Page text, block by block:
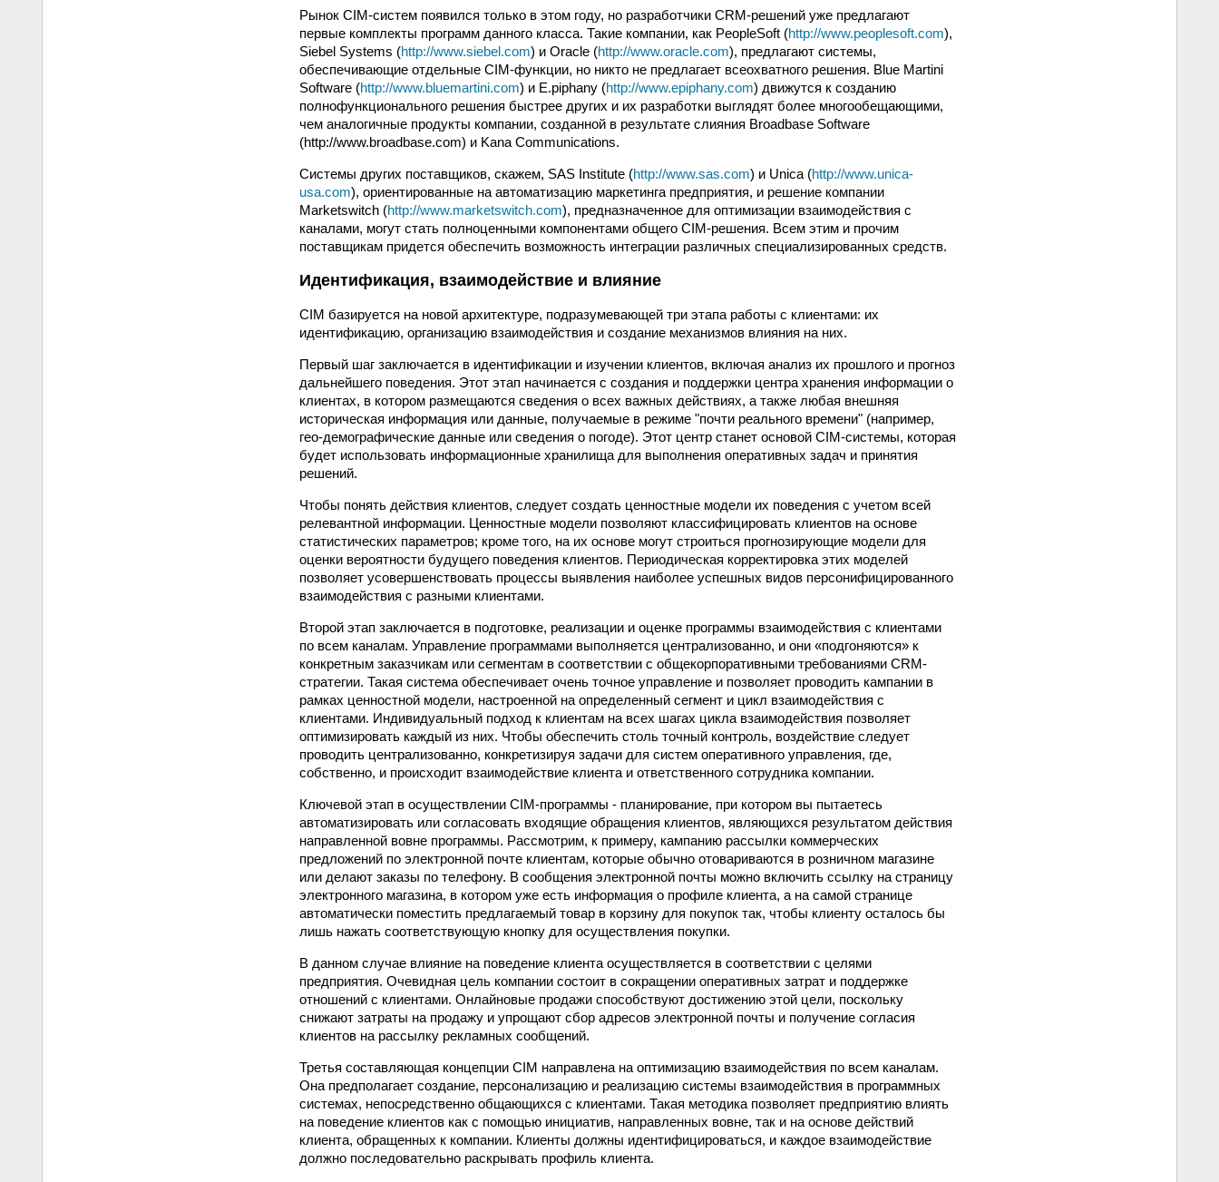
Рынок CIM-систем появился только в этом году, но разработчики CRM-решений уже предлагают
первые комплекты программ данного класса. Такие компании, как PeopleSoft (http://www.peoplesoft.com),
Siebel Systems (http://www.siebel.com) и Oracle (http://www.oracle.com), предлагают системы,
обеспечивающие отдельные CIM-функции, но никто не предлагает всеохватного решения. Blue Martini
Software (http://www.bluemartini.com) и E.piphany (http://www.epiphany.com) движутся к созданию
полнофункционального решения быстрее других и их разработки выглядят более многообещающими,
чем аналогичные продукты компании, созданной в результате слияния Broadbase Software
(http://www.broadbase.com) и Kana Communications.
Системы других поставщиков, скажем, SAS Institute (http://www.sas.com) и Unica (http://www.unica-
usa.com), ориентированные на автоматизацию маркетинга предприятия, и решение компании
Marketswitch (http://www.marketswitch.com), предназначенное для оптимизации взаимодействия с
каналами, могут стать полноценными компонентами общего CIM-решения. Всем этим и прочим
поставщикам придется обеспечить возможность интеграции различных специализированных средств.
Идентификация, взаимодействие и влияние
CIM базируется на новой архитектуре, подразумевающей три этапа работы с клиентами: их
идентификацию, организацию взаимодействия и создание механизмов влияния на них.
Первый шаг заключается в идентификации и изучении клиентов, включая анализ их прошлого и прогноз
дальнейшего поведения. Этот этап начинается с создания и поддержки центра хранения информации о
клиентах, в котором размещаются сведения о всех важных действиях, а также любая внешняя
историческая информация или данные, получаемые в режиме "почти реального времени" (например,
гео-демографические данные или сведения о погоде). Этот центр станет основой CIM-системы, которая
будет использовать информационные хранилища для выполнения оперативных задач и принятия
решений.
Чтобы понять действия клиентов, следует создать ценностные модели их поведения с учетом всей
релевантной информации. Ценностные модели позволяют классифицировать клиентов на основе
статистических параметров; кроме того, на их основе могут строиться прогнозирующие модели для
оценки вероятности будущего поведения клиентов. Периодическая корректировка этих моделей
позволяет усовершенствовать процессы выявления наиболее успешных видов персонифицированного
взаимодействия с разными клиентами.
Второй этап заключается в подготовке, реализации и оценке программы взаимодействия с клиентами
по всем каналам. Управление программами выполняется централизованно, и они «подгоняются» к
конкретным заказчикам или сегментам в соответствии с общекорпоративными требованиями CRM-
стратегии. Такая система обеспечивает очень точное управление и позволяет проводить кампании в
рамках ценностной модели, настроенной на определенный сегмент и цикл взаимодействия с
клиентами. Индивидуальный подход к клиентам на всех шагах цикла взаимодействия позволяет
оптимизировать каждый из них. Чтобы обеспечить столь точный контроль, воздействие следует
проводить централизованно, конкретизируя задачи для систем оперативного управления, где,
собственно, и происходит взаимодействие клиента и ответственного сотрудника компании.
Ключевой этап в осуществлении CIM-программы - планирование, при котором вы пытаетесь
автоматизировать или согласовать входящие обращения клиентов, являющихся результатом действия
направленной вовне программы. Рассмотрим, к примеру, кампанию рассылки коммерческих
предложений по электронной почте клиентам, которые обычно отовариваются в розничном магазине
или делают заказы по телефону. В сообщения электронной почты можно включить ссылку на страницу
электронного магазина, в котором уже есть информация о профиле клиента, а на самой странице
автоматически поместить предлагаемый товар в корзину для покупок так, чтобы клиенту осталось бы
лишь нажать соответствующую кнопку для осуществления покупки.
В данном случае влияние на поведение клиента осуществляется в соответствии с целями
предприятия. Очевидная цель компании состоит в сокращении оперативных затрат и поддержке
отношений с клиентами. Онлайновые продажи способствуют достижению этой цели, поскольку
снижают затраты на продажу и упрощают сбор адресов электронной почты и получение согласия
клиентов на рассылку рекламных сообщений.
Третья составляющая концепции CIM направлена на оптимизацию взаимодействия по всем каналам.
Она предполагает создание, персонализацию и реализацию системы взаимодействия в программных
системах, непосредственно общающихся с клиентами. Такая методика позволяет предприятию влиять
на поведение клиентов как с помощью инициатив, направленных вовне, так и на основе действий
клиента, обращенных к компании. Клиенты должны идентифицироваться, и каждое взаимодействие
должно последовательно раскрывать профиль клиента.